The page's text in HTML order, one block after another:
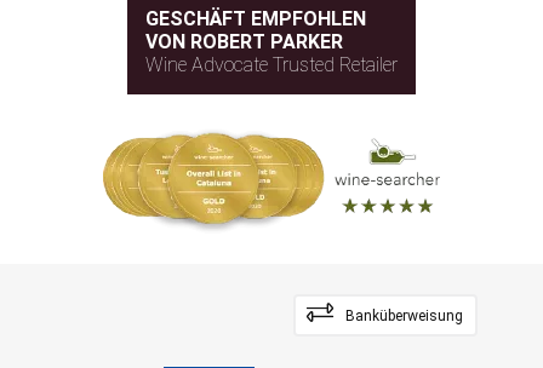
GESCHÄFT EMPFOHLEN
VON ROBERT PARKER
Wine Advocate Trusted Retailer
Banküberweisung